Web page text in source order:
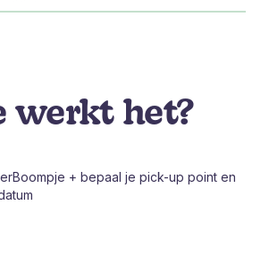
werkt het?
+ bepaal je pick-up point en